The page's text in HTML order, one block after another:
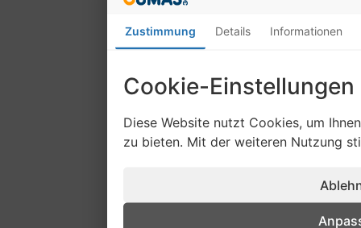
Zustimmung Details Informationen
Cookie-Einstellungen
Diese Website nutzt Cookies, um
zu bieten. Mit der weiteren Nutzung